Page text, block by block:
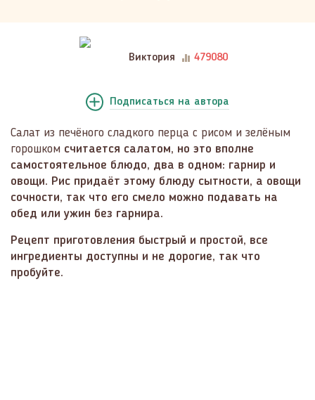
Виктория 479080
Подписаться на автора
Салат из печёного сладкого перца с рисом и зелёным
горошком считается салатом, но это вполне
самостоятельное блюдо, два в одном: гарнир и
овощи. Рис придаёт этому блюду сытности, а овощи
сочности, так что его смело можно подавать на
обед или ужин без гарнира.
Рецепт приготовления быстрый и простой, все
ингредиенты доступны и не дорогие, так что
пробуйте.